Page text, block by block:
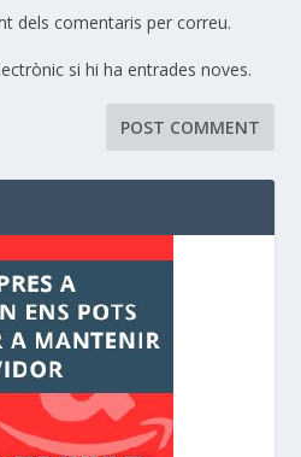
dels comentaris per correu.
si hi ha entrades noves.